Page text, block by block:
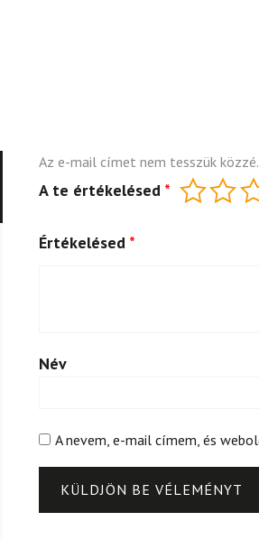
Az e-mail címet nem tesszük közzé.
A te értékelésed *
Értékelésed *
Név
A nevem, e-mail címem, és